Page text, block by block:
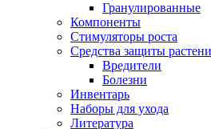
Гранулированные
Компоненты
Стимуляторы роста
Средства защиты
Вредители
Болезни
Инвентарь
Наборы для ухода
Литература